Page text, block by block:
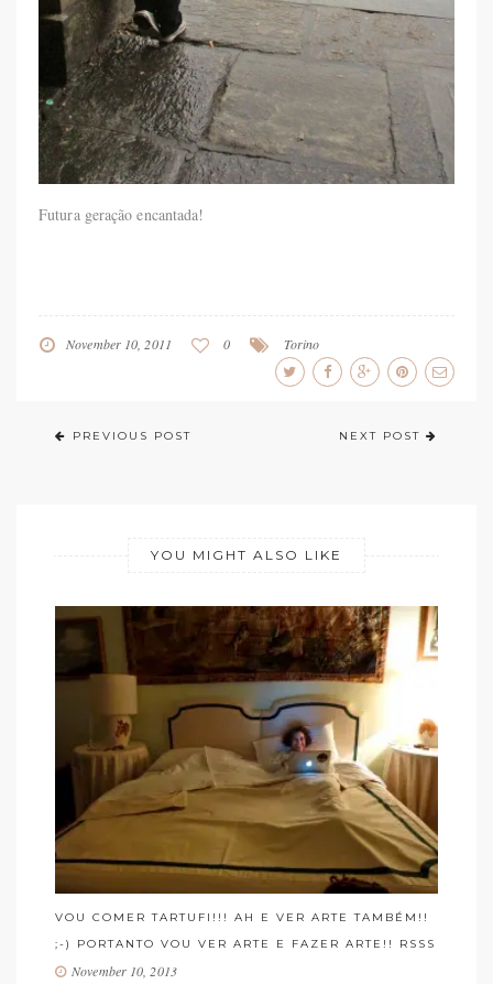
Futura geração encantada!
November 10, 2011 0 Torino
PREVIOUS POST NEXT POST
YOU MIGHT ALSO LIKE
February 20, 2012